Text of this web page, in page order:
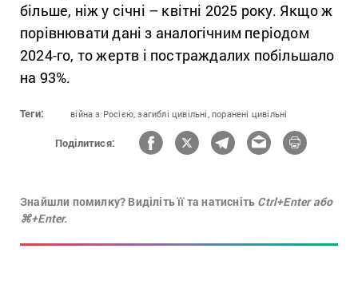
більше, ніж у січні – квітні 2025 року. Якщо ж
порівнювати дані з аналогічним періодом
2024-го, то жертв і постраждалих побільшало
на 93%.
Теги: війна з Росією, загиблі цивільні, поранені цивільні
Поділитися:
Знайшли помилку? Виділіть її та натисніть Ctrl+Enter або
⌘+Enter.